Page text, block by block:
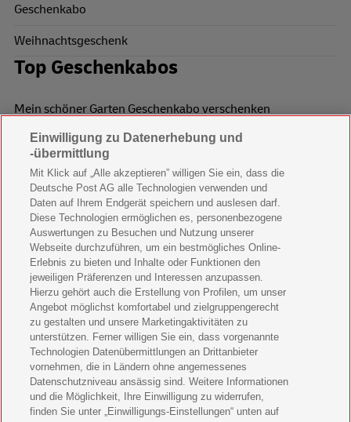
Geschenkabo
Weihnachtsgeschenk
Top Geschenkabos
Mein schöner Garten Geschenkabo verschenken
Wohnen & Garten Geschenkabo verschenken
Mein schönes Land Geschenkabo verschenken
Bild der Frau Geschenkabo verschenken
11 Freunde Geschenkabo verschenken
LEGO Ninjago Magazin Geschenkabo verschenken
Brigitte Geschenkabo verschenken
GEOlino Geschenkabo verschenken
Stern Crime Geschenkabo verschenken
Welt der Wunder Geschenkabo verschenken
GEO Geschenkabo verschenken
Einwilligung zu Datenerhebung und
-übermittlung
Mit Klick auf „Alle akzeptieren” willigen Sie ein, dass die
Deutsche Post AG alle Technologien verwenden und
Daten auf Ihrem Endgerät speichern und auslesen darf.
Diese Technologien ermöglichen es, personenbezogene
Auswertungen zu Besuchen und Nutzung unserer
Webseite durchzuführen, um ein bestmögliches Online-
Erlebnis zu bieten und Inhalte oder Funktionen den
jeweiligen Präferenzen und Interessen anzupassen.
Hierzu gehört auch die Erstellung von Profilen, um unser
Angebot möglichst komfortabel und zielgruppengerecht
zu gestalten und unsere Marketingaktivitäten zu
unterstützen. Ferner willigen Sie ein, dass vorgenannte
Technologien Datenübermittlungen an Drittanbieter
vornehmen, die in Ländern ohne angemessenes
Datenschutzniveau ansässig sind. Weitere Informationen
und die Möglichkeit, Ihre Einwilligung zu widerrufen,
finden Sie unter „Einwilligungs-Einstellungen“ unten auf